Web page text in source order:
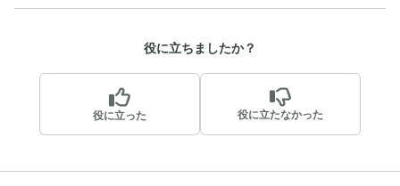
役に立ちましたか？
役に立った 役に立たなかった